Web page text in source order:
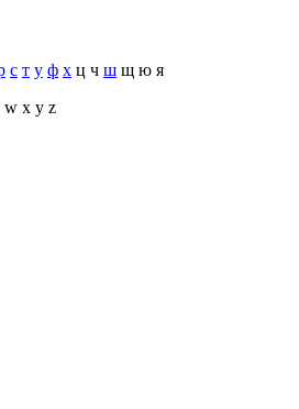
с т у ф х ц ч ш щ ю я
w x y z